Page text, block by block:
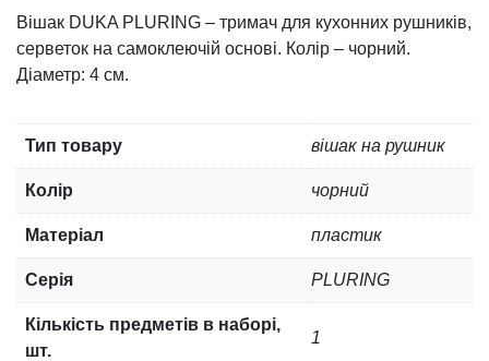
Вішак DUKA PLURING – тримач для кухонних рушників,
серветок на самоклеючій основі. Колір – чорний.
Діаметр: 4 см.
Тип товару вішак на рушник
Колір чорний
Матеріал пластик
Серія PLURING
Кількість предметів в наборі,
шт.
1